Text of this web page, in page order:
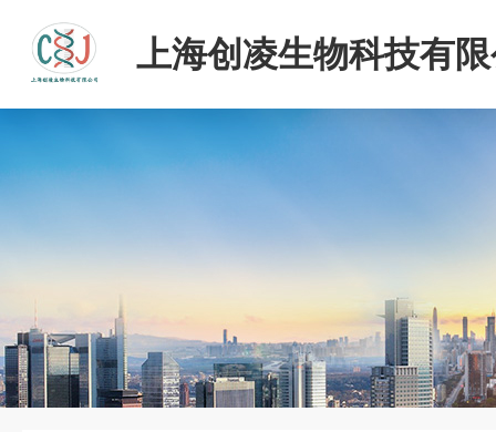
上海创凌生物科技有